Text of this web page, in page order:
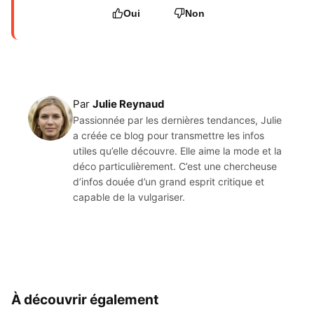
Oui Non
Par Julie Reynaud
Passionnée par les dernières tendances, Julie
a créée ce blog pour transmettre les infos
utiles qu’elle découvre. Elle aime la mode et la
déco particulièrement. C’est une chercheuse
d’infos douée d’un grand esprit critique et
capable de la vulgariser.
À découvrir également